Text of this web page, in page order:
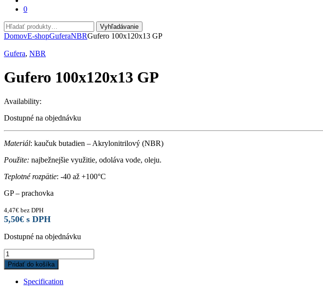
0
Hľadať:
Vyhľadávanie
DomovE-shopGuferaNBRGufero 100x120x13 GP
Gufera, NBR
Gufero 100x120x13 GP
Availability:
Dostupné na objednávku
Materiál: kaučuk butadien – Akrylonitrilový (NBR)
Použite: najbežnejšie využitie, odoláva vode, oleju.
Teplotné rozpätie: -40 až +100°C
GP – prachovka
4,47€ bez DPH
5,50€ s DPH
Dostupné na objednávku
Gufero
100x120x13
GP
quantity
Pridať do košíka
Specification